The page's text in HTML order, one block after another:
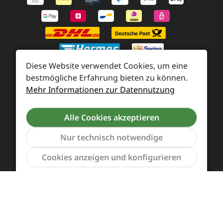
Zahlung und Versand
Widerrufsrecht und Rücksendung
Kontakt
Händleranfragen
Cookie-Voreinstellungen
Alle Preise inkl. gesetzl. Mehrwertsteuer zzgl.
Diese Website verwendet Cookies, um eine
bestmögliche Erfahrung bieten zu können.
Mehr Informationen zur Datennutzung
Alle Cookies akzeptieren
Nur technisch notwendige
Cookies anzeigen und konfigurieren